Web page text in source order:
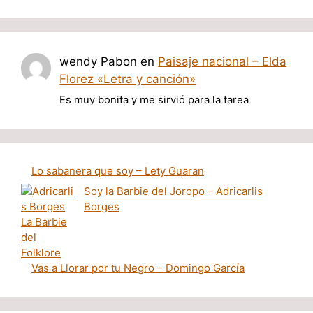
wendy Pabon en Paisaje nacional – Elda
Florez «Letra y canción»
Es muy bonita y me sirvió para la tarea
Lo sabanera que soy – Lety Guaran
Soy la Barbie del Joropo – Adricarlis
Borges
Vas a Llorar por tu Negro – Domingo García